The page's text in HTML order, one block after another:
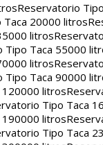
Reservatorio
20000 litros
litros
Tipo Taca 55000
litros
Tipo Taca 90000
litros
Tipo Taca
litros
Tipo Taca